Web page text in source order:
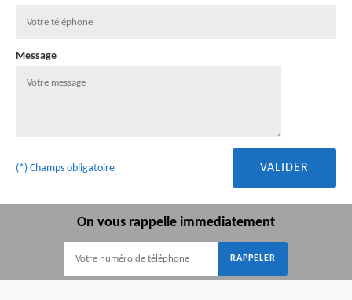
Message
(*) Champs obligatoire
On vous rappelle immediatement